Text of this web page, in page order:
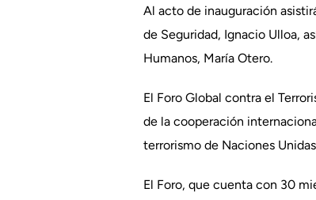
Al acto de inauguración
de Seguridad, Ignacio Ulloa,
Humanos, María Otero.
El Foro Global contra el
de la cooperación
terrorismo de Naciones
El Foro, que cuenta con 30